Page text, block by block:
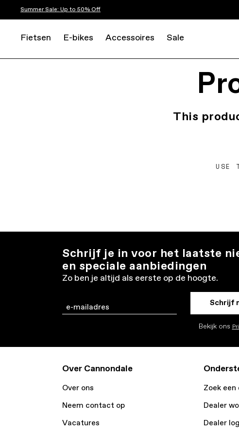
Summer Sale: Up to 50% Off
Fietsen E-bikes Accessoires Sale
This
USE
Schrijf je in voor het laatste
en speciale aanbiedingen
Zo ben je altijd als eerste op de hoogte.
Email Schrijf
Bekijk ons
Over Cannondale
Over ons
Neem contact op
Vacatures
Zoek een
Dealer
Dealer